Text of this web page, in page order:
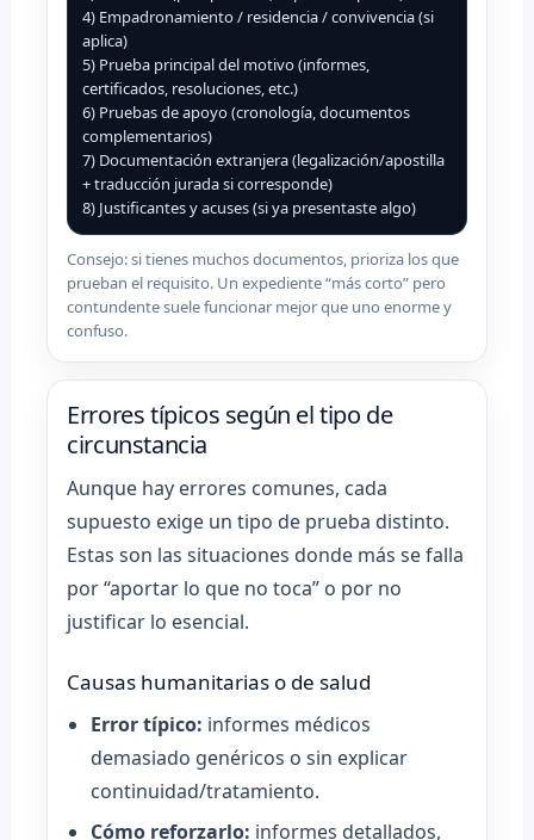
4) Empadronamiento / residencia / convivencia (si
aplica)
5) Prueba principal del motivo (informes,
certificados, resoluciones, etc.)
6) Pruebas de apoyo (cronología, documentos
complementarios)
7) Documentación extranjera (legalización/apostilla
+ traducción jurada si corresponde)
8) Justificantes y acuses (si ya presentaste algo)
Consejo: si tienes muchos documentos, prioriza los que
prueban el requisito. Un expediente “más corto” pero
contundente suele funcionar mejor que uno enorme y
confuso.
Errores típicos según el tipo de
circunstancia
Aunque hay errores comunes, cada
supuesto exige un tipo de prueba distinto.
Estas son las situaciones donde más se falla
por “aportar lo que no toca” o por no
justificar lo esencial.
Causas humanitarias o de salud
Error típico: informes médicos
demasiado genéricos o sin explicar
continuidad/tratamiento.
Cómo reforzarlo: informes detallados,